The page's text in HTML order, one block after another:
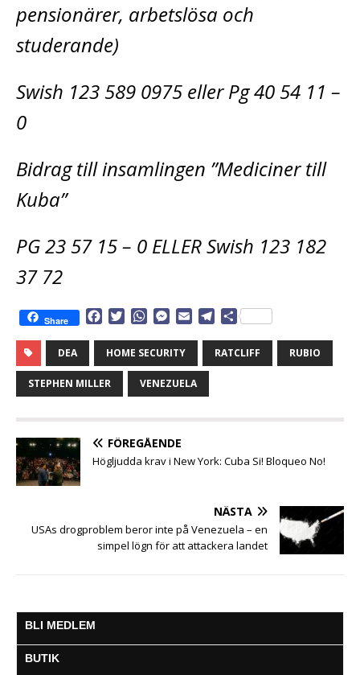
pensionärer, arbetslösa och
studerande)
Swish 123 589 0975 eller Pg 40 54 11 –
0
Bidrag till insamlingen ”Mediciner till
Kuba”
PG 23 57 15 – 0 ELLER Swish 123 182
37 72
Share
c
e
b
o
i
t
e
W
a
t
s
A
M
s
s
e
n
r
i
l
l
e
D
l
a
DEA HOME SECURITY RATCLIFF RUBIO
STEPHEN MILLER VENEZUELA
FÖREGÅENDE
Högljudda krav i New York: Cuba Si! Bloqueo No!
NÄSTA
USAs drogproblem beror inte på Venezuela – en
simpel lögn för att attackera landet
BLI MEDLEM
BUTIK